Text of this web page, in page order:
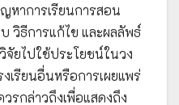
หาการเรียนการสอน
วิธีการแก้ไข และผลลัพธ์
ยไปใช้ประโยชน์ในวง
เรียนอื่นหรือการเผยแพร่
รกล่าวถึงเพื่อแสดงถึง